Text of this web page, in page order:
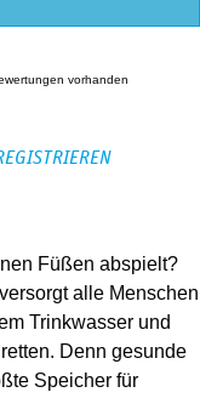
vorhanden
Füßen abspielt?
alle Menschen
Trinkwasser und
Denn gesunde
Speicher für